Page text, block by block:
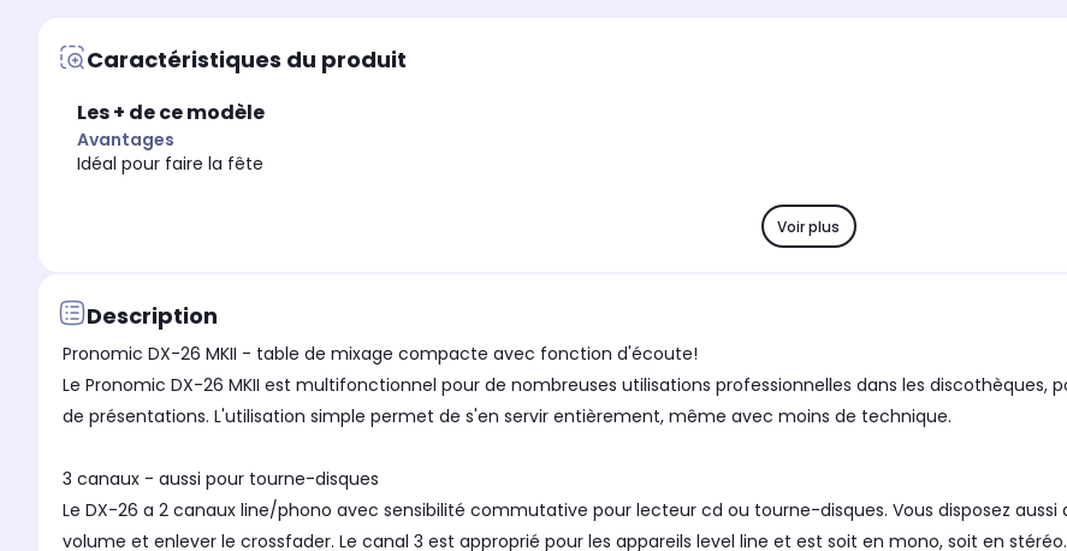
Caractéristiques du produit
Les + de ce modèle
Avantages
Idéal pour faire la fête
Voir plus
Description
Pronomic DX-26 MKII - table de mixage compacte avec fonction d'écoute!
Le Pronomic DX-26 MKII est multifonctionnel pour de nombreuses utilisations professionnelles dans les discothèques,
de présentations. L'utilisation simple permet de s'en servir entièrement, même avec moins de technique.
3 canaux - aussi pour tourne-disques
Le DX-26 a 2 canaux line/phono avec sensibilité commutative pour lecteur cd ou tourne-disques. Vous disposez aussi
volume et enlever le crossfader. Le canal 3 est approprié pour les appareils level line et est soit en mono, soit en stéréo.